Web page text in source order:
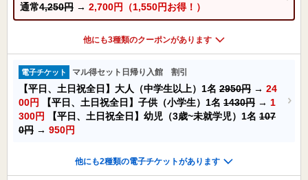
通常4,250円 → 2,700円（1,550円お得！）
他にも3種類のクーポンがあります
電子チケット マル得セット日帰り入館 割引
【平日、土日祝全日】大人（中学生以上）1名 2950円 → 24
00円
【平日、土日祝全日】子供（小学生）1名 1430円 → 1
300円
【平日、土日祝全日】幼児（3歳~未就学児）1名 107
0円 → 950円
他にも2種類の電子チケットがあります